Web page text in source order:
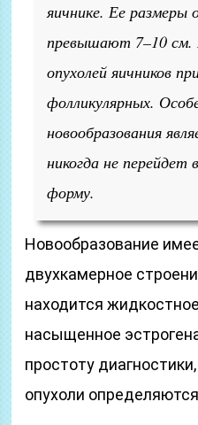
яичнике. Ее размеры
превышают 7–10 см.
опухолей яичников
фолликулярных.
новообразования
никогда не перейдет
форму.
Новообразование
двухкамерное
находится
насыщенное
простоту
опухоли